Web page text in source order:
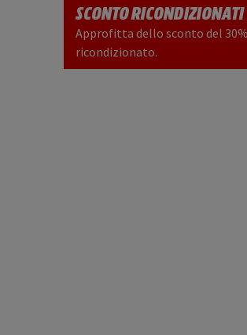
SCONTO RICONDIZIONATI
Approfitta dello sconto del
ricondizionato.